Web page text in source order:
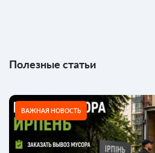
Полезные статьи
ВАЖНАЯ НОВОСТЬ